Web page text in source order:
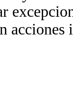
acciones